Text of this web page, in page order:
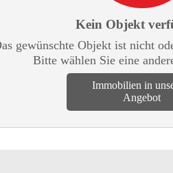
Kein Objekt
gewünschte Objekt ist nicht
Bitte wählen Sie eine
Immobilien in
Angebot